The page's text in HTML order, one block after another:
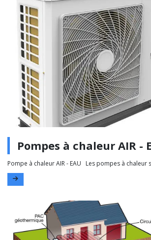
Pompes à chaleur AIR -
Pompe à chaleur AIR - EAU Les pompes à chaleur